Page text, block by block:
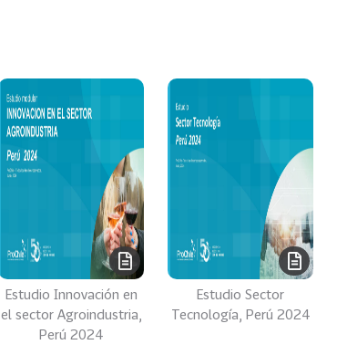
Estudio Innovación en
el sector Agroindustria,
Perú 2024
Estudio Sector
Tecnología, Perú 2024